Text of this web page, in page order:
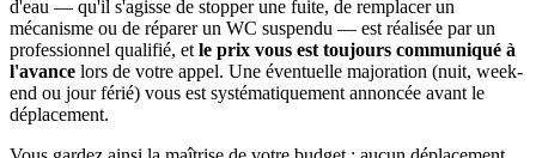
d'eau — qu'il s'agisse de stopper une fuite, de remplacer un
mécanisme ou de réparer un WC suspendu — est réalisée par un
professionnel qualifié, et le prix vous est toujours communiqué à
l'avance lors de votre appel. Une éventuelle majoration (nuit, week-
end ou jour férié) vous est systématiquement annoncée avant le
déplacement.